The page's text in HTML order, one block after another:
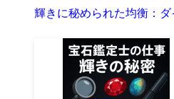
輝きに秘められた均衡：